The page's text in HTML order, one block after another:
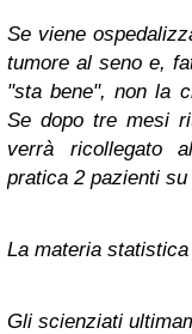
Se viene
tumore al seno e,
"sta bene", non la
Se dopo tre mesi
verrà ricollegato
pratica 2 pazienti
La materia
Gli scienziati